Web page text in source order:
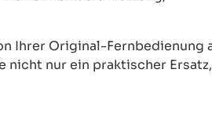
Ihrer Original-
nur ein praktischer